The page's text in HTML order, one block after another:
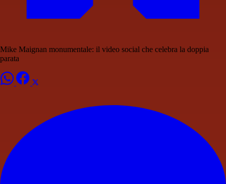
Mike Maignan monumentale: il video social che celebra la doppia
parata